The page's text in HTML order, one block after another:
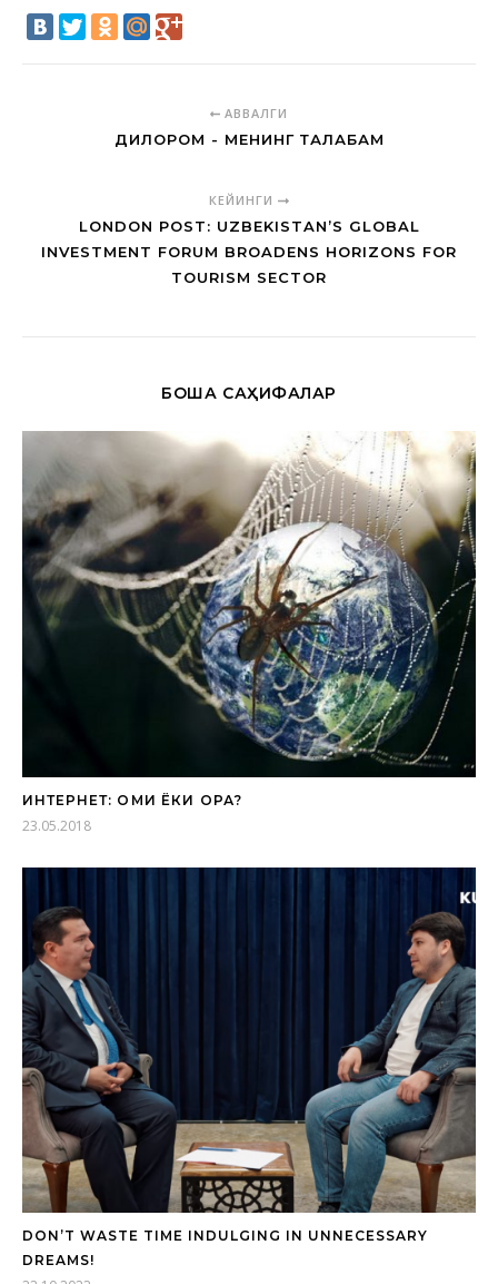
АВВАЛГИ
ДИЛОРОМ - МЕНИНГ ТАЛАБАМ
КЕЙИНГИ
LONDON POST: UZBEKISTAN’S GLOBAL
INVESTMENT FORUM BROADENS HORIZONS FOR
TOURISM SECTOR
БОШҚА САҲИФАЛАР
ИНТЕРНЕТ: ОҚМИ ЁКИ ҚОРА?
23.05.2018
DON’T WASTE TIME INDULGING IN UNNECESSARY
DREAMS!